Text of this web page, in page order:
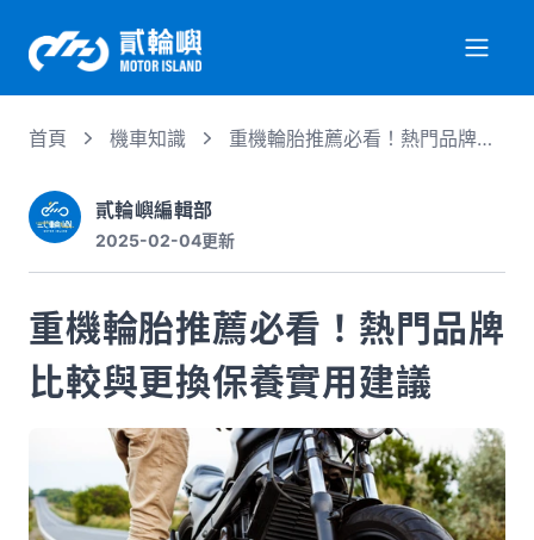
服務項目
機車行情
徵才資訊
首頁 機車知識
重機輪胎推薦必看！熱門品牌比
貳輪嶼編輯部
2025-02-04更新
重機輪胎推薦必看！熱門品牌
比較與更換保養實用建議